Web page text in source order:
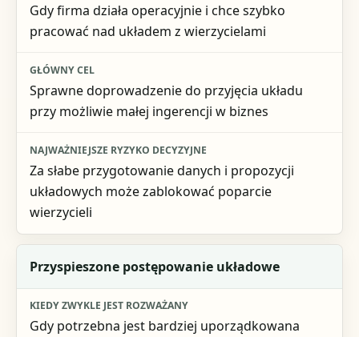
Główny cel
Gdy firma działa operacyjnie i chce szybko
pracować nad układem z wierzycielami
Sprawne doprowadzenie do przyjęcia układu
przy możliwie małej ingerencji w biznes
Za słabe przygotowanie danych i propozycji
układowych może zablokować poparcie
wierzycieli
Przyspieszone postępowanie układowe
Gdy potrzebna jest bardziej uporządkowana